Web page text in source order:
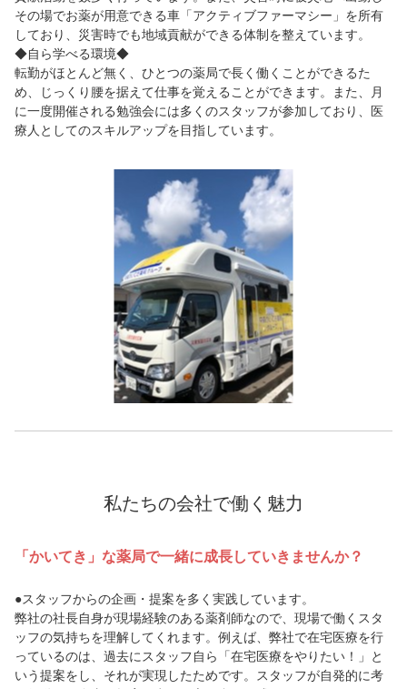
その場でお薬が用意できる車「アクティブファーマシー」を所有
しており、災害時でも地域貢献ができる体制を整えています。
◆自ら学べる環境◆
転勤がほとんど無く、ひとつの薬局で長く働くことができるた
め、じっくり腰を据えて仕事を覚えることができます。また、月
に一度開催される勉強会には多くのスタッフが参加しており、医
療人としてのスキルアップを目指しています。
私たちの会社で働く魅力
「かいてき」な薬局で一緒に成長していきませんか？
●スタッフからの企画・提案を多く実践しています。
弊社の社長自身が現場経験のある薬剤師なので、現場で働くスタ
ッフの気持ちを理解してくれます。例えば、弊社で在宅医療を行
っているのは、過去にスタッフ自ら「在宅医療をやりたい！」と
いう提案をし、それが実現したためです。スタッフが自発的に考